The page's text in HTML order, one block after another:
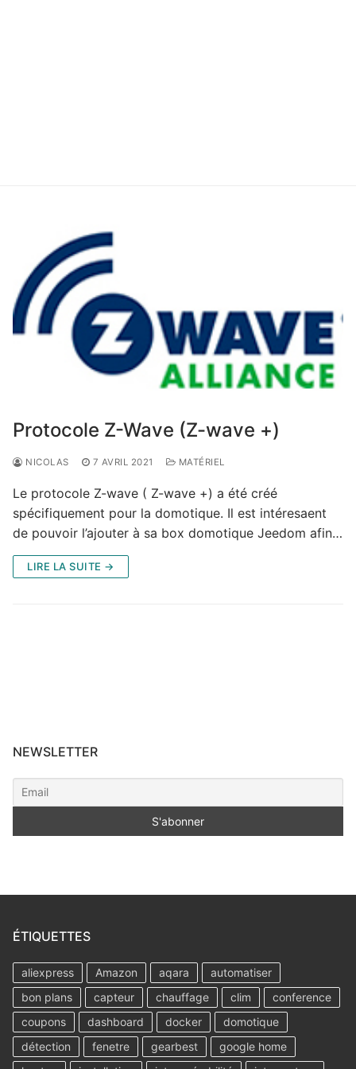
Protocole Z-Wave (Z-wave +)
NICOLAS 7 AVRIL 2021 MATÉRIEL
Le protocole Z-wave ( Z-wave +) a été créé
spécifiquement pour la domotique. Il est intéresaent
de pouvoir l’ajouter à sa box domotique Jeedom afin…
LIRE LA SUITE →
NEWSLETTER
ÉTIQUETTES
aliexpress Amazon aqara
automatiser
bon plans
capteur chauffage clim
conference
coupons
dashboard docker
domotique
détection
fenetre gearbest
google home